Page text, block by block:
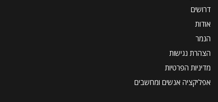
דרושים
אודות
הנמר
הצהרת נגישות
מדיניות הפרטיות
אפליקציה אנשים ומחשבים